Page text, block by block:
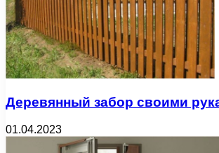
Деревянный забор своими
01.04.2023